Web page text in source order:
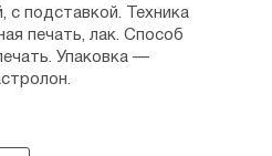
с подставкой. Техника
печать, лак. Способ
Упаковка —